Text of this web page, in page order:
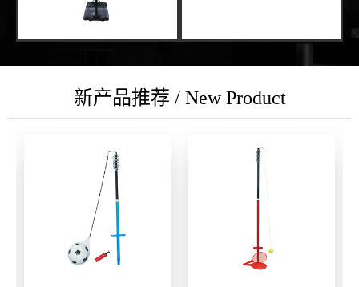
新产品推荐 / New Product